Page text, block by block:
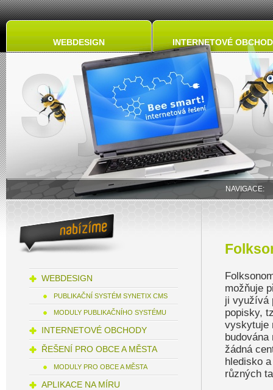
WEBDESIGN INTERNETOVÉ
NAVIGACE:
WEBDESIGN
PUBLIKAČNÍ SYSTÉM SYNETIX CMS
MODULY PUBLIKAČNÍHO SYSTÉMU
INTERNETOVÉ OBCHODY
ŘEŠENÍ PRO OBCE A MĚSTA
MODULY PRO OBCE A MĚSTA
APLIKACE NA MÍRU
možňuje
ji využívá
popisky,
vyskytuje
žádná
hledisko
různých